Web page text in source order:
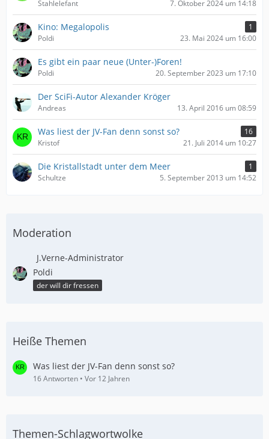
Stahlelefant 7. Oktober 2024 um 14:18
Kino: Megalopolis
1
Poldi
23. Mai 2024 um 16:00
Es gibt ein paar neue (Unter-)Foren!
Poldi 20. September 2023 um 17:10
Der SciFi-Autor Alexander Kröger
Andreas 13. April 2016 um 08:59
Was liest der JV-Fan denn sonst so?
16
Kristof
21. Juli 2014 um 10:27
Die Kristallstadt unter dem Meer
1
Schultze
5. September 2013 um 14:52
Moderation
J.Verne-Administrator
Poldi
der will dir fressen
Heiße Themen
Was liest der JV-Fan denn sonst so?
16 Antworten Vor 12 Jahren
Themen-Schlagwortwolke